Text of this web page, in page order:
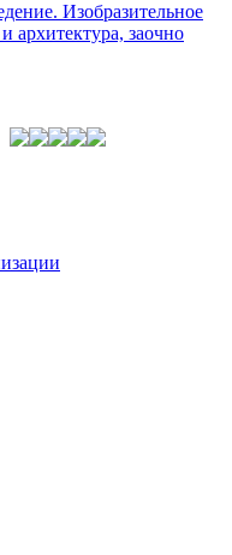
Изобразительное
архитектура, заочно